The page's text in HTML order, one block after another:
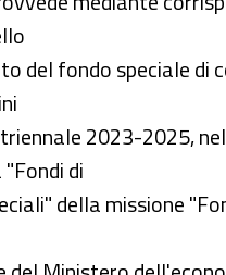
del fondo speciale di
2023-2025,
di
della missione